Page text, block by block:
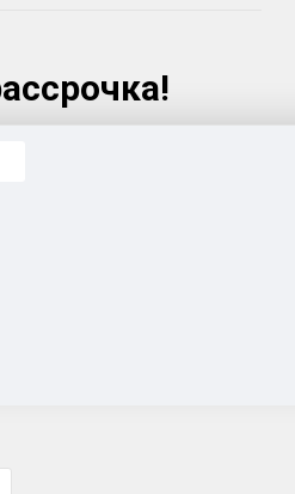
всему Таможенному союзу.